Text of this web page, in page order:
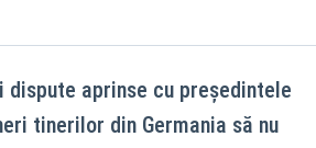
aprinse cu președintele
tinerilor din Germania să nu